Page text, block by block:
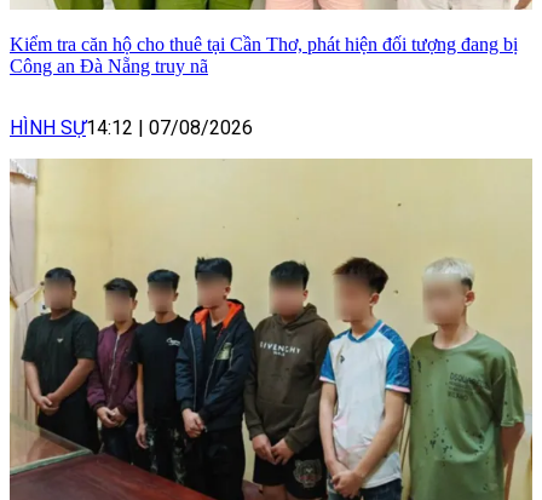
Kiểm tra căn hộ cho thuê tại Cần Thơ, phát hiện đối tượng đang bị
Công an Đà Nẵng truy nã
HÌNH SỰ14:12 | 07/08/2026